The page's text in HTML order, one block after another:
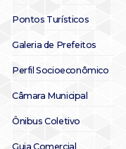
Pontos Turísticos
Galeria de Prefeitos
Perfil Socioeconômico
Câmara Municipal
Ônibus Coletivo
Guia Comercial